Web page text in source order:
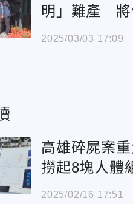
明」難產 將
「鬥智」
2025/03/03 17:09
高雄碎屍案
撈起8塊人體
似人骨
2025/02/16 17:51